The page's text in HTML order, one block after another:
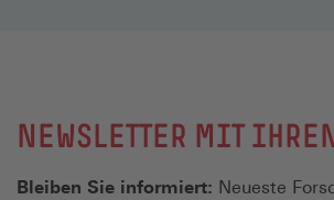
NEWSLETTER MIT
Bleiben Sie informiert: Neueste